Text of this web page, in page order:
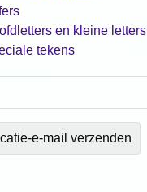
en kleine letters
tekens